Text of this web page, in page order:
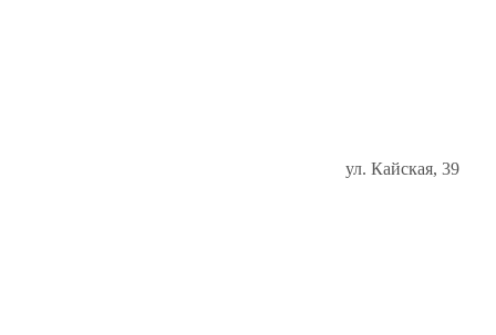
ул. Кайская, 39